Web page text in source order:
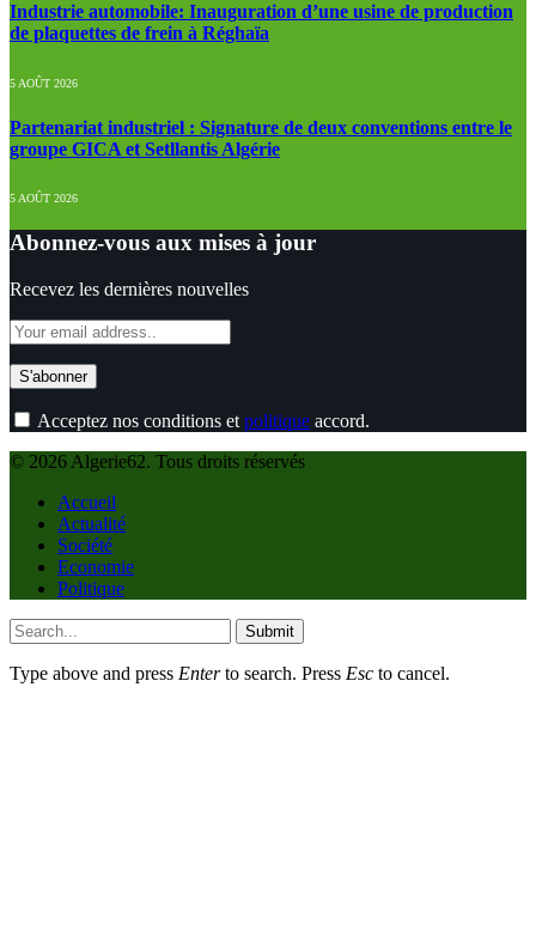
Industrie automobile: Inauguration d’une usine de production
de plaquettes de frein à Réghaïa
5 AOÛT 2026
Partenariat industriel : Signature de deux conventions entre le
groupe GICA et Setllantis Algérie
5 AOÛT 2026
Abonnez-vous aux mises à jour
Recevez les dernières nouvelles
Acceptez nos conditions et politique accord.
© 2026 Algerie62. Tous droits réservés
Accueil
Actualité
Société
Economie
Politique
Submit
Type above and press Enterto search. Press Esc to cancel.